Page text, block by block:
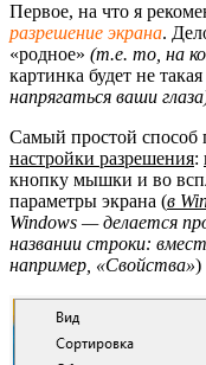
Первое, на что я
разрешение экрана.
«родное» (т.е. то, на
картинка будет не
напрягаться ваши
Самый простой способ
настройки разрешения:
кнопку мышки и во
параметры экрана (в
Windows — делается
названии строки:
например, «Свойства»)